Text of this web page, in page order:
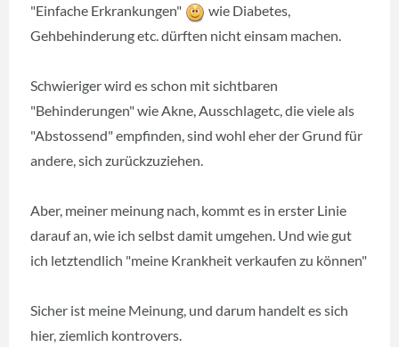
"Einfache Erkrankungen"
wie Diabetes,
Gehbehinderung etc. dürften nicht einsam machen.
Schwieriger wird es schon mit sichtbaren
"Behinderungen" wie Akne, Ausschlagetc, die viele als
"Abstossend" empfinden, sind wohl eher der Grund für
andere, sich zurückzuziehen.
Aber, meiner meinung nach, kommt es in erster Linie
darauf an, wie ich selbst damit umgehen. Und wie gut
ich letztendlich "meine Krankheit verkaufen zu können"
Sicher ist meine Meinung, und darum handelt es sich
hier, ziemlich kontrovers.